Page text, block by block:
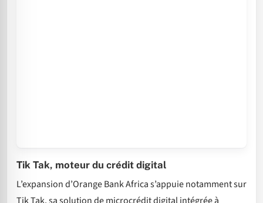
Tik Tak, moteur du crédit digital
L’expansion d’Orange Bank Africa s’appuie notamment sur